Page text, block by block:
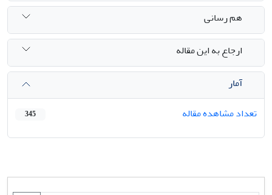
هم رسانی
ارجاع به این مقاله
آمار
تعداد مشاهده مقاله
345